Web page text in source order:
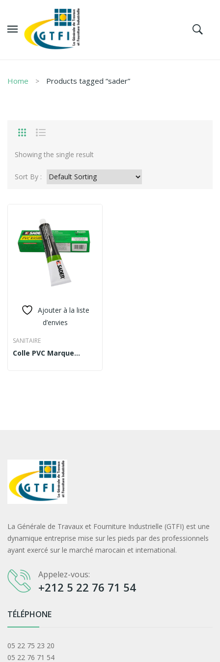
Home Products tagged “sader”
Showing the single result
Sort By :
Ajouter à la liste
d’envies
SANITAIRE
Colle PVC Marque
La Générale de Travaux et Fourniture Industrielle (GTFI) est une
dynamique entreprise mise sur les pieds par des professionnels
ayant exercé sur le marché marocain et international.
Appelez-vous:
+212 5 22 76 71 54
TÉLÉPHONE
05 22 75 23 20
05 22 76 71 54